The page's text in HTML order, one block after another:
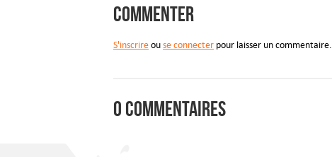
Commenter
S'inscrireouse connecter pour laisser un commentaire.
0 commentaires